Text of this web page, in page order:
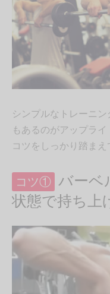
シンプルなトレーニ
もあるのがアップライ
コツをしっかり踏まえ
コツ① バーベ
状態で持ち上